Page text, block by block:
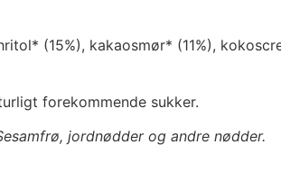
(15%), kakaosmør* (11%),
forekommende sukker.
jordnødder og andre nødder.